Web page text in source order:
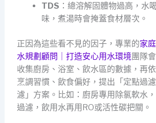
TDS ：總溶解固體物過高，水
味，煮湯時會掩蓋食材層次。
正因為這些看不見的因子，專業的家
水規劃顧問｜打造安心用水環境團隊
收集廚房、浴室、飲水區的數據，再
烹調習慣、飲食偏好，提出「定點過
濾」方案。比如：廚房專用除氯軟水
過濾，飲用水再用RO或活性碳把關。